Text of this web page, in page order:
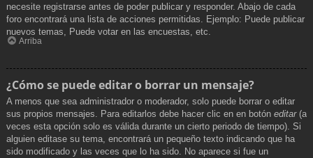
necesite registrarse antes de poder publicar y responder. Abajo de cada
foro encontrará una lista de acciones permitidas. Ejemplo: Puede publicar
nuevos temas, Puede votar en las encuestas, etc.
Arriba
¿Cómo se puede editar o borrar un mensaje?
A menos que sea administrador o moderador, solo puede borrar o editar
sus propios mensajes. Para editarlos debe hacer clic en en botón editar(a
veces esta opción solo es válida durante un cierto periodo de tiempo). Si
alguien editase su tema, encontrará un pequeño texto indicando que ha
sido modificado y las veces que lo ha sido. No aparece si fue un